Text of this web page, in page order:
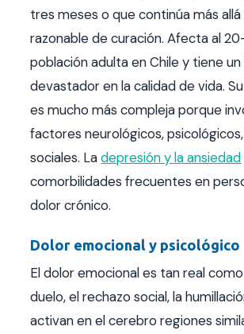
tres meses o que continúa más
razonable de curación. Afecta al
población adulta en Chile y tiene
devastador en la calidad de vida.
es mucho más compleja porque
factores neurológicos,
sociales. Ladepresión y la ansiedad
comorbilidades frecuentes en
dolor crónico.
Dolor emocional y psicológico
El dolor emocional es tan real
duelo, el rechazo social, la
activan en el cerebro regiones